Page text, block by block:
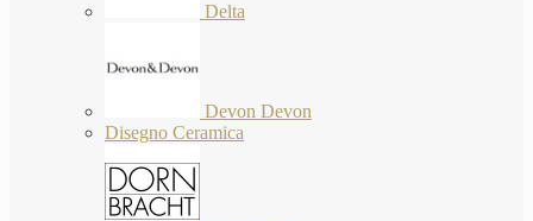
Delta
Devon Devon
Disegno Ceramica